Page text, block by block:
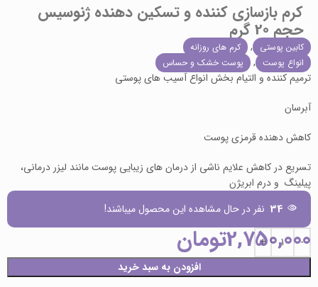
کرم بازسازی کننده و تسکین دهنده ژنوسیس
حجم 20 گرم
کابین پوستی ,
کرم های روزانه
انواع پوست , پوست خشک و حساس
ترمیم کننده و التیام بخش انواع آسیب های پوستی
آبرسان
کاهش دهنده قرمزی پوست
تسریع در کاهش علایم ناشی از درمان های زیبایی پوست مانند لیزر درمانی،
پیلینگ و درم ابریژن
34 نفر در حال مشاهده این محصول میباشند!
2,750,000تومان
افزودن به سبد خرید